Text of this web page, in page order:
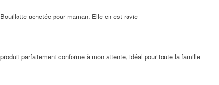
Bouillotte achetée pour maman. Elle en est ravie
produit parfaitement conforme à mon attente, idéal pour toute la famille